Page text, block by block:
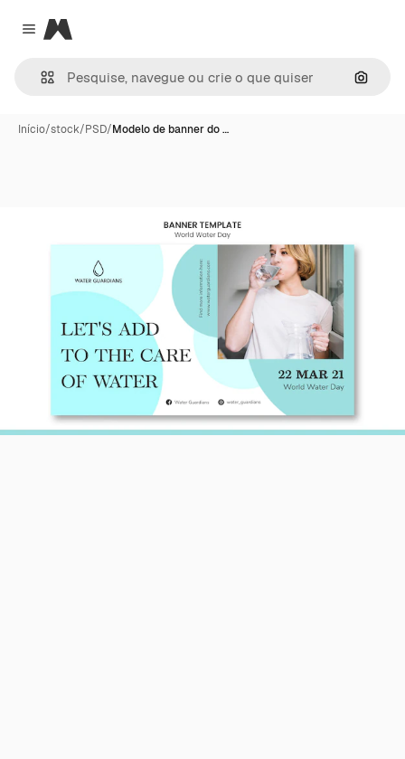
Close menu
Magnific
Início/stock/PSD/Modelo de banner do …